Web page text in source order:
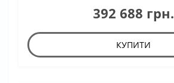
392 688 грн.
КУПИТИ